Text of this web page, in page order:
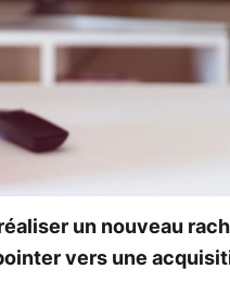
un nouveau
vers une